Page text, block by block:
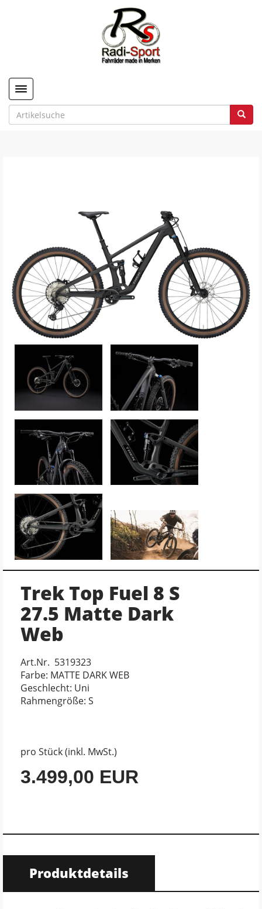
Toggle navigation
Trek Top Fuel 8 S
27.5 Matte Dark
Web
Art.Nr. 5319323
Farbe: MATTE DARK WEB
Geschlecht: Uni
Rahmengröße: S
pro Stück (inkl. MwSt.)
3.499,00 EUR
Produktdetails